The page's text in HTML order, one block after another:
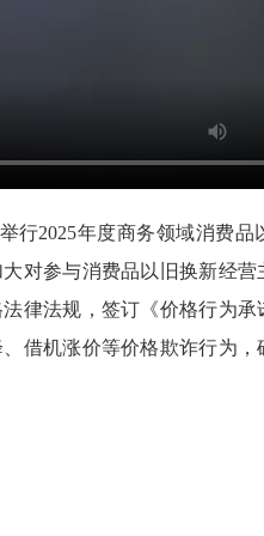
2025年度商务领域消费品
对参与消费品以旧换新经
律法规，签订《价格行为
借机涨价等价格欺诈行为